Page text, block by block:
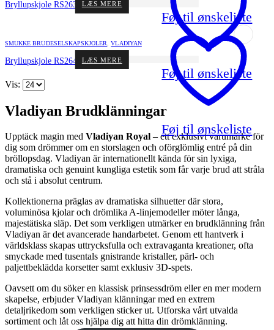
Føj til ønskeliste
Føj til ønskeliste
LÆS MERE
Bryllupskjole RS2639 fra Vladiyan
Føj til ønskeliste
LÆS MERE
SMUKKE BRUDESELSKAPSKJOLER ,VLADIYAN
Bryllupskjole RS2640 fra Vladiyan
Vis:
Vladiyan Brudklänningar
Upptäck magin med Vladiyan Royal – ett exklusivt varumärke för
dig som drömmer om en storslagen och oförglömlig entré på din
bröllopsdag. Vladiyan är internationellt kända för sin lyxiga,
dramatiska och genuint kungliga estetik som får varje brud att stråla
och stå i absolut centrum.
Kollektionerna präglas av dramatiska silhuetter där stora,
voluminösa kjolar och drömlika A-linjemodeller möter långa,
majestätiska släp. Det som verkligen utmärker en brudklänning från
Vladiyan är det avancerade handarbetet. Genom ett hantverk i
världsklass skapas uttrycksfulla och extravaganta kreationer, ofta
smyckade med tusentals gnistrande kristaller, pärl- och
paljettbeklädda korsetter samt exklusiv 3D-spets.
Oavsett om du söker en klassisk prinsessdröm eller en mer modern
skapelse, erbjuder Vladiyan klänningar med en extrem
detaljrikedom som verkligen sticker ut. Utforska vårt utvalda
sortiment och låt oss hjälpa dig att hitta din drömklänning.